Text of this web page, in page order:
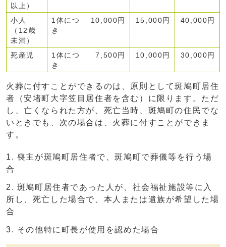
以上）
小人
（12歳
未満）
1体につ
き
10,000円 15,000円 40,000円
死産児
1体につ
き
7,500円 10,000円 30,000円
火葬に付すことができるのは、原則として斑鳩町居住
者（安堵町大字笠目居住者を含む）に限ります。ただ
し、亡くなられた方が、死亡当時、斑鳩町の住民でな
いときでも、次の場合は、火葬に付すことができま
す。
喪主が斑鳩町居住者で、斑鳩町で葬儀等を行う場
合
斑鳩町居住者であった人が、社会福祉施設等に入
所し、死亡した場合で、本人または遺族が希望した場
合
その他特に町長が使用を認めた場合